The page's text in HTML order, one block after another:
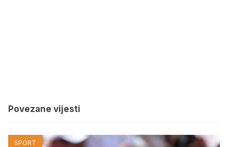
Povezane vijesti
SPORT